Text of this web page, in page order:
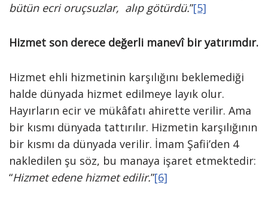
bütün ecri oruçsuzlar, alıp götürdü.”[5]
Hizmet son derece değerli manevî bir yatırımdır.
Hizmet ehli hizmetinin karşılığını beklemediği
halde dünyada hizmet edilmeye layık olur.
Hayırların ecir ve mükâfatı ahirette verilir. Ama
bir kısmı dünyada tattırılır. Hizmetin karşılığının
bir kısmı da dünyada verilir. İmam Şafii’den 4
nakledilen şu söz, bu manaya işaret etmektedir:
“Hizmet edene hizmet edilir.”[6]